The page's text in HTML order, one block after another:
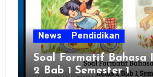
News Pendidikan
Soal Formatif Bahasa
2 Bab 1 Semester 1